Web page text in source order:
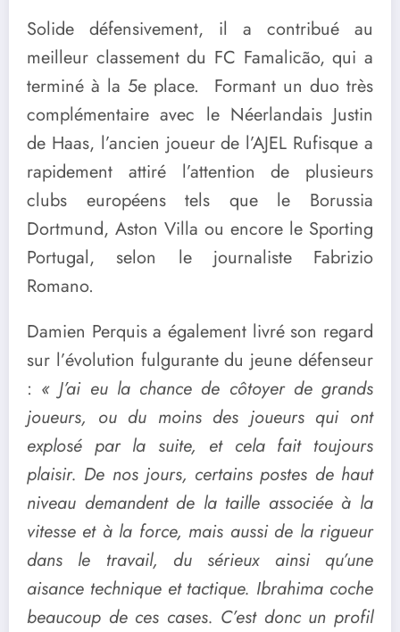
Solide défensivement, il a contribué au
meilleur classement du FC Famalicão, qui a
terminé à la 5e place. Formant un duo très
complémentaire avec le Néerlandais Justin
de Haas, l’ancien joueur de l’AJEL Rufisque a
rapidement attiré l’attention de plusieurs
clubs européens tels que le Borussia
Dortmund, Aston Villa ou encore le Sporting
Portugal, selon le journaliste Fabrizio
Romano.
Damien Perquis a également livré son regard
sur l’évolution fulgurante du jeune défenseur
: « J’ai eu la chance de côtoyer de grands
joueurs, ou du moins des joueurs qui ont
explosé par la suite, et cela fait toujours
plaisir. De nos jours, certains postes de haut
niveau demandent de la taille associée à la
vitesse et à la force, mais aussi de la rigueur
dans le travail, du sérieux ainsi qu’une
aisance technique et tactique. Ibrahima coche
beaucoup de ces cases. C’est donc un profil